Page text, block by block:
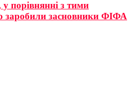
у порівнянні з тими
заробили засновники ФІФА